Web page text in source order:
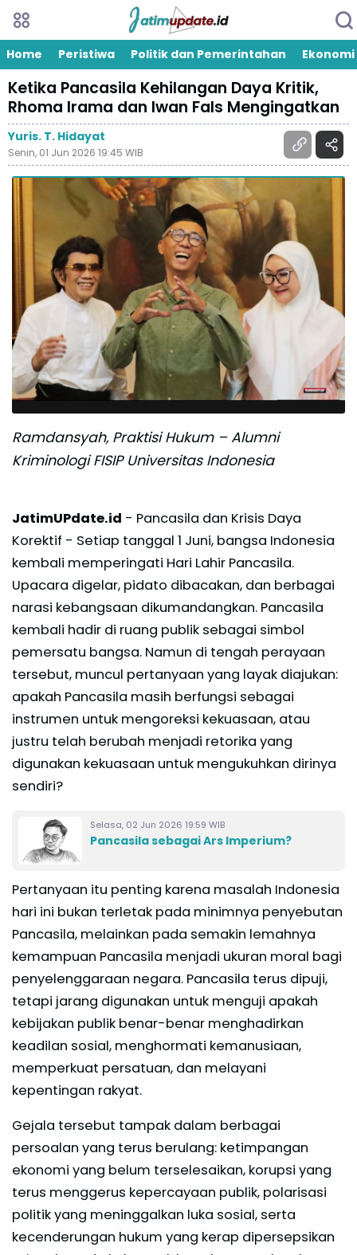
Home Peristiwa Politik dan Pemerintahan Ekonomi
Ketika Pancasila Kehilangan Daya Kritik,
Rhoma Irama dan Iwan Fals Mengingatkan
Yuris. T. Hidayat
Senin, 01 Jun 2026 19:45 WIB
Ramdansyah, Praktisi Hukum – Alumni
Kriminologi FISIP Universitas Indonesia
JatimUPdate.id - Pancasila dan Krisis Daya
Korektif - Setiap tanggal 1 Juni, bangsa Indonesia
kembali memperingati Hari Lahir Pancasila.
Upacara digelar, pidato dibacakan, dan berbagai
narasi kebangsaan dikumandangkan. Pancasila
kembali hadir di ruang publik sebagai simbol
pemersatu bangsa. Namun di tengah perayaan
tersebut, muncul pertanyaan yang layak diajukan:
apakah Pancasila masih berfungsi sebagai
instrumen untuk mengoreksi kekuasaan, atau
justru telah berubah menjadi retorika yang
digunakan kekuasaan untuk mengukuhkan dirinya
sendiri?
Selasa, 02 Jun 2026 19:59 WIB
Pancasila sebagai Ars Imperium?
Pertanyaan itu penting karena masalah Indonesia
hari ini bukan terletak pada minimnya penyebutan
Pancasila, melainkan pada semakin lemahnya
kemampuan Pancasila menjadi ukuran moral bagi
penyelenggaraan negara. Pancasila terus dipuji,
tetapi jarang digunakan untuk menguji apakah
kebijakan publik benar-benar menghadirkan
keadilan sosial, menghormati kemanusiaan,
memperkuat persatuan, dan melayani
kepentingan rakyat.
Gejala tersebut tampak dalam berbagai
persoalan yang terus berulang: ketimpangan
ekonomi yang belum terselesaikan, korupsi yang
terus menggerus kepercayaan publik, polarisasi
politik yang meninggalkan luka sosial, serta
kecenderungan hukum yang kerap dipersepsikan